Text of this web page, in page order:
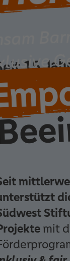
15
mit